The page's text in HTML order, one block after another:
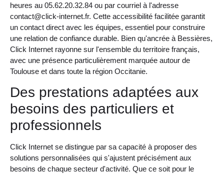
heures au 05.62.20.32.84 ou par courriel à l'adresse
contact@click-internet.fr. Cette accessibilité facilitée garantit
un contact direct avec les équipes, essentiel pour construire
une relation de confiance durable. Bien qu'ancrée à Bessières,
Click Internet rayonne sur l'ensemble du territoire français,
avec une présence particulièrement marquée autour de
Toulouse et dans toute la région Occitanie.
Des prestations adaptées aux
besoins des particuliers et
professionnels
Click Internet se distingue par sa capacité à proposer des
solutions personnalisées qui s'ajustent précisément aux
besoins de chaque secteur d'activité. Que ce soit pour le